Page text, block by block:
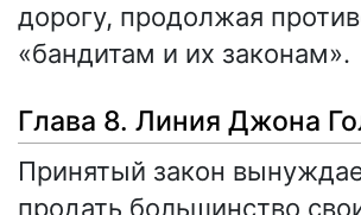
дорогу, продолжая
«бандитам и их законам».
Глава 8. Линия Джона
Принятый закон
продать большинство